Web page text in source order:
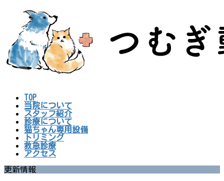
へ
ス
キ
ョ
ン
に
TOP
当院について
スタッフ紹介
診療について
猫ちゃん専用設備
トリミング
救急診療
アクセス
更新情報